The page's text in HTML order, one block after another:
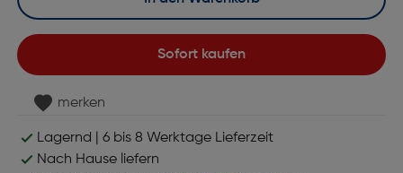
Sofort kaufen
merken
Lagernd | 6 bis 8 Werktage Lieferzeit
Nach Hause liefern